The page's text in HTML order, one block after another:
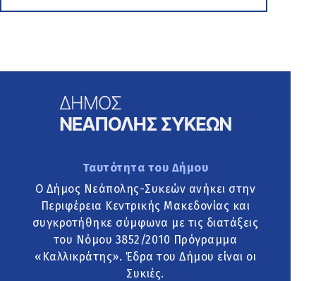
Ταυτότητα του Δήμου
Ο Δήμος Νεάπολης-Συκεών ανήκει στην
Περιφέρεια Κεντρικής Μακεδονίας και
συγκροτήθηκε σύμφωνα με τις διατάξεις
του Νόμου 3852/2010 Πρόγραμμα
«Καλλικράτης». Έδρα του Δήμου είναι οι
Συκιές.